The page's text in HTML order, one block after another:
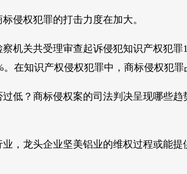
侵权犯罪的打击力度在加大。
机关共受理审查起诉侵犯知识产权犯罪
在知识产权侵权犯罪中，商标侵权犯罪
低？商标侵权案的司法判决呈现哪些
，龙头企业坚美铝业的维权过程或能提